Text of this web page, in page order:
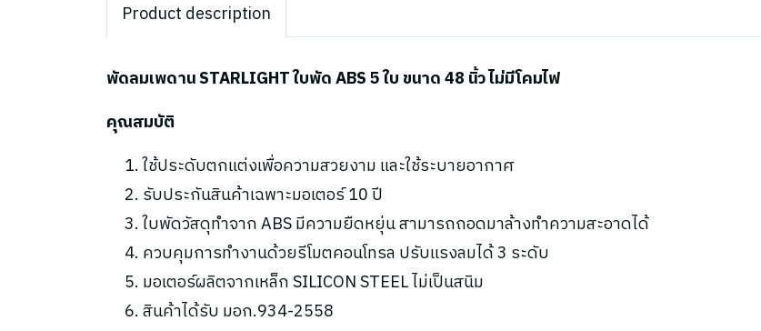
Product description
พัดลมเพดาน STARLIGHT ใบพัด ABS 5 ใบ ขนาด 48 นิ้ว ไม่มีโคมไฟ
คุณสมบัติ
ใช้ประดับตกแต่งเพื่อความสวยงาม และใช้ระบายอากาศ
รับประกันสินค้าเฉพาะมอเตอร์ 10 ปี
ใบพัดวัสดุทำจาก ABS มีความยืดหยุ่น สามารถถอดมาล้างทำความสะอาดได้
ควบคุมการทำงานด้วยรีโมตคอนโทรล ปรับแรงลมได้ 3 ระดับ
มอเตอร์ผลิตจากเหล็ก SILICON STEEL ไม่เป็นสนิม
สินค้าได้รับ มอก.934-2558